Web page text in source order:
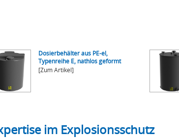
Dosierbehälter aus PE-el,
Typenreihe E, nathlos geformt
[Zum Artikel]
im Explosionsschutz